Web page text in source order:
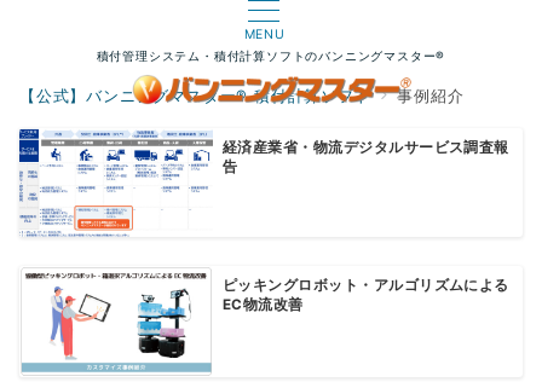
MENU
積付管理システム・積付計算ソフトのバンニングマスター®
【公式】バンニングマスター® 積付計算ソフト 事例紹介
経済産業省・物流デジタルサービス調査報
告
ピッキングロボット・アルゴリズムによる
EC物流改善